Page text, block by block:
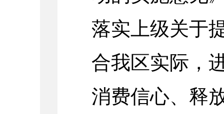
落实上级关于
合我区实际，
消费信心、释